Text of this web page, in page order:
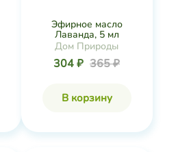
Эфирное масло
Лаванда, 5 мл
Дом Природы
304 ₽ 365 ₽
В корзину